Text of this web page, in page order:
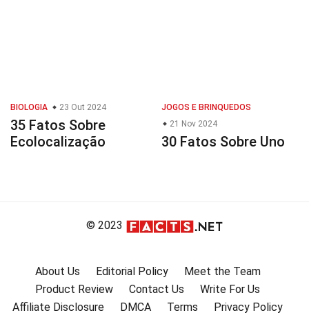
BIOLOGIA 23 Out 2024
35 Fatos Sobre
Ecolocalização
JOGOS E BRINQUEDOS
21 Nov 2024
30 Fatos Sobre Uno
© 2023
About Us Editorial Policy
Meet the Team
Product Review
Contact Us
Write For Us
Affiliate Disclosure
DMCA Terms
Privacy Policy